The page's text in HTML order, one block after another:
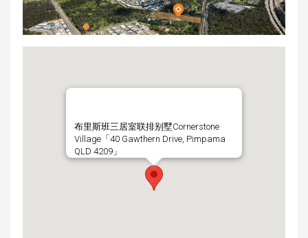
布里斯班三居室联排别墅Cornerstone
Village「40 Gawthern Drive, Pimpama
QLD 4209」